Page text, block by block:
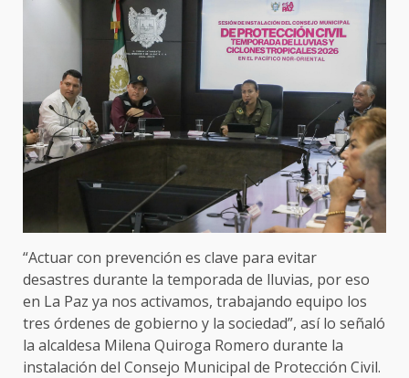
“Actuar con prevención es clave para evitar
desastres durante la temporada de lluvias, por eso
en La Paz ya nos activamos, trabajando equipo los
tres órdenes de gobierno y la sociedad”, así lo señaló
la alcaldesa Milena Quiroga Romero durante la
instalación del Consejo Municipal de Protección Civil.